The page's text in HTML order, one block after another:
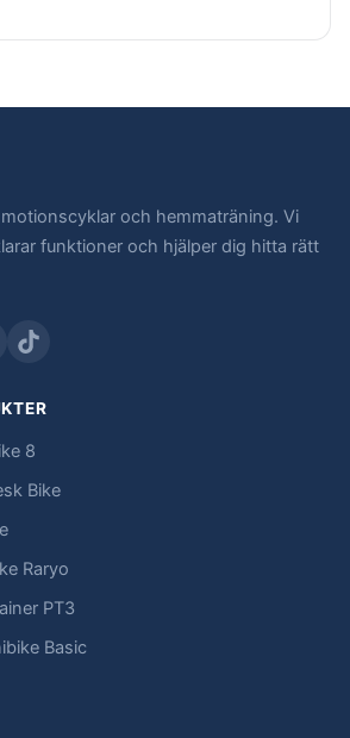
och hemmaträning. Vi
funktioner och hjälper dig hitta rätt
8
Bike
Raryo
PT3
Basic